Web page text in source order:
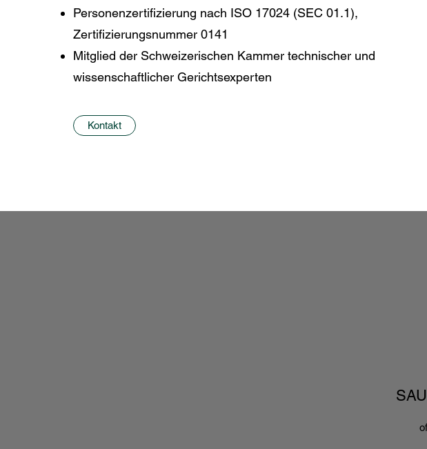
Personenzertifizierung nach ISO 17024 (SEC 01.1),
Zertifizierungsnummer 0141
Mitglied der Schweizerischen Kammer technischer und
wissenschaftlicher Gerichtsexperten
Kontakt